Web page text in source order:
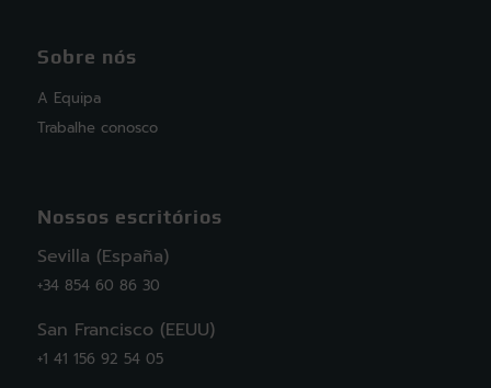
Sobre nós
A Equipa
Trabalhe conosco
Nossos escritórios
Sevilla (España)
+34 854 60 86 30
San Francisco (EEUU)
+1 41 156 92 54 05